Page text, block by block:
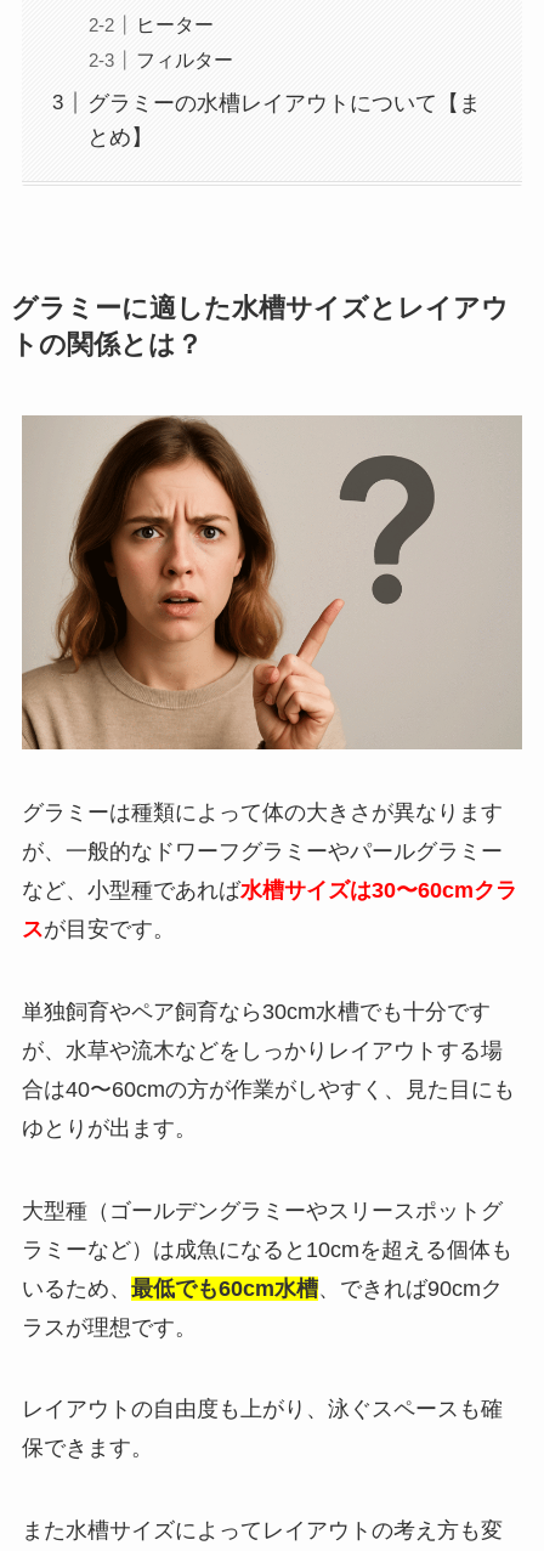
ヒーター
フィルター
グラミーの水槽レイアウトについて【ま
とめ】
グラミーに適した水槽サイズとレイアウ
トの関係とは？
グラミーは種類によって体の大きさが異なります
が、一般的なドワーフグラミーやパールグラミー
など、小型種であれば水槽サイズは30〜60cmクラ
スが目安です。
単独飼育やペア飼育なら30cm水槽でも十分です
が、水草や流木などをしっかりレイアウトする場
合は40〜60cmの方が作業がしやすく、見た目にも
ゆとりが出ます。
大型種（ゴールデングラミーやスリースポットグ
ラミーなど）は成魚になると10cmを超える個体も
いるため、 最低でも60cm水槽、できれば90cmク
ラスが理想です。
レイアウトの自由度も上がり、泳ぐスペースも確
保できます。
また水槽サイズによってレイアウトの考え方も変